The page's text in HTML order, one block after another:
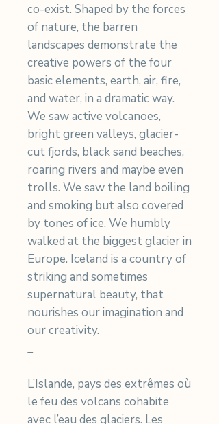
co-exist. Shaped by the forces
of nature, the barren
landscapes demonstrate the
creative powers of the four
basic elements, earth, air, fire,
and water, in a dramatic way.
We saw active volcanoes,
bright green valleys, glacier-
cut fjords, black sand beaches,
roaring rivers and maybe even
trolls. We saw the land boiling
and smoking but also covered
by tones of ice. We humbly
walked at the biggest glacier in
Europe. Iceland is a country of
striking and sometimes
supernatural beauty, that
nourishes our imagination and
our creativity.
L’Islande, pays des extrêmes où
le feu des volcans cohabite
avec l’eau des glaciers. Les